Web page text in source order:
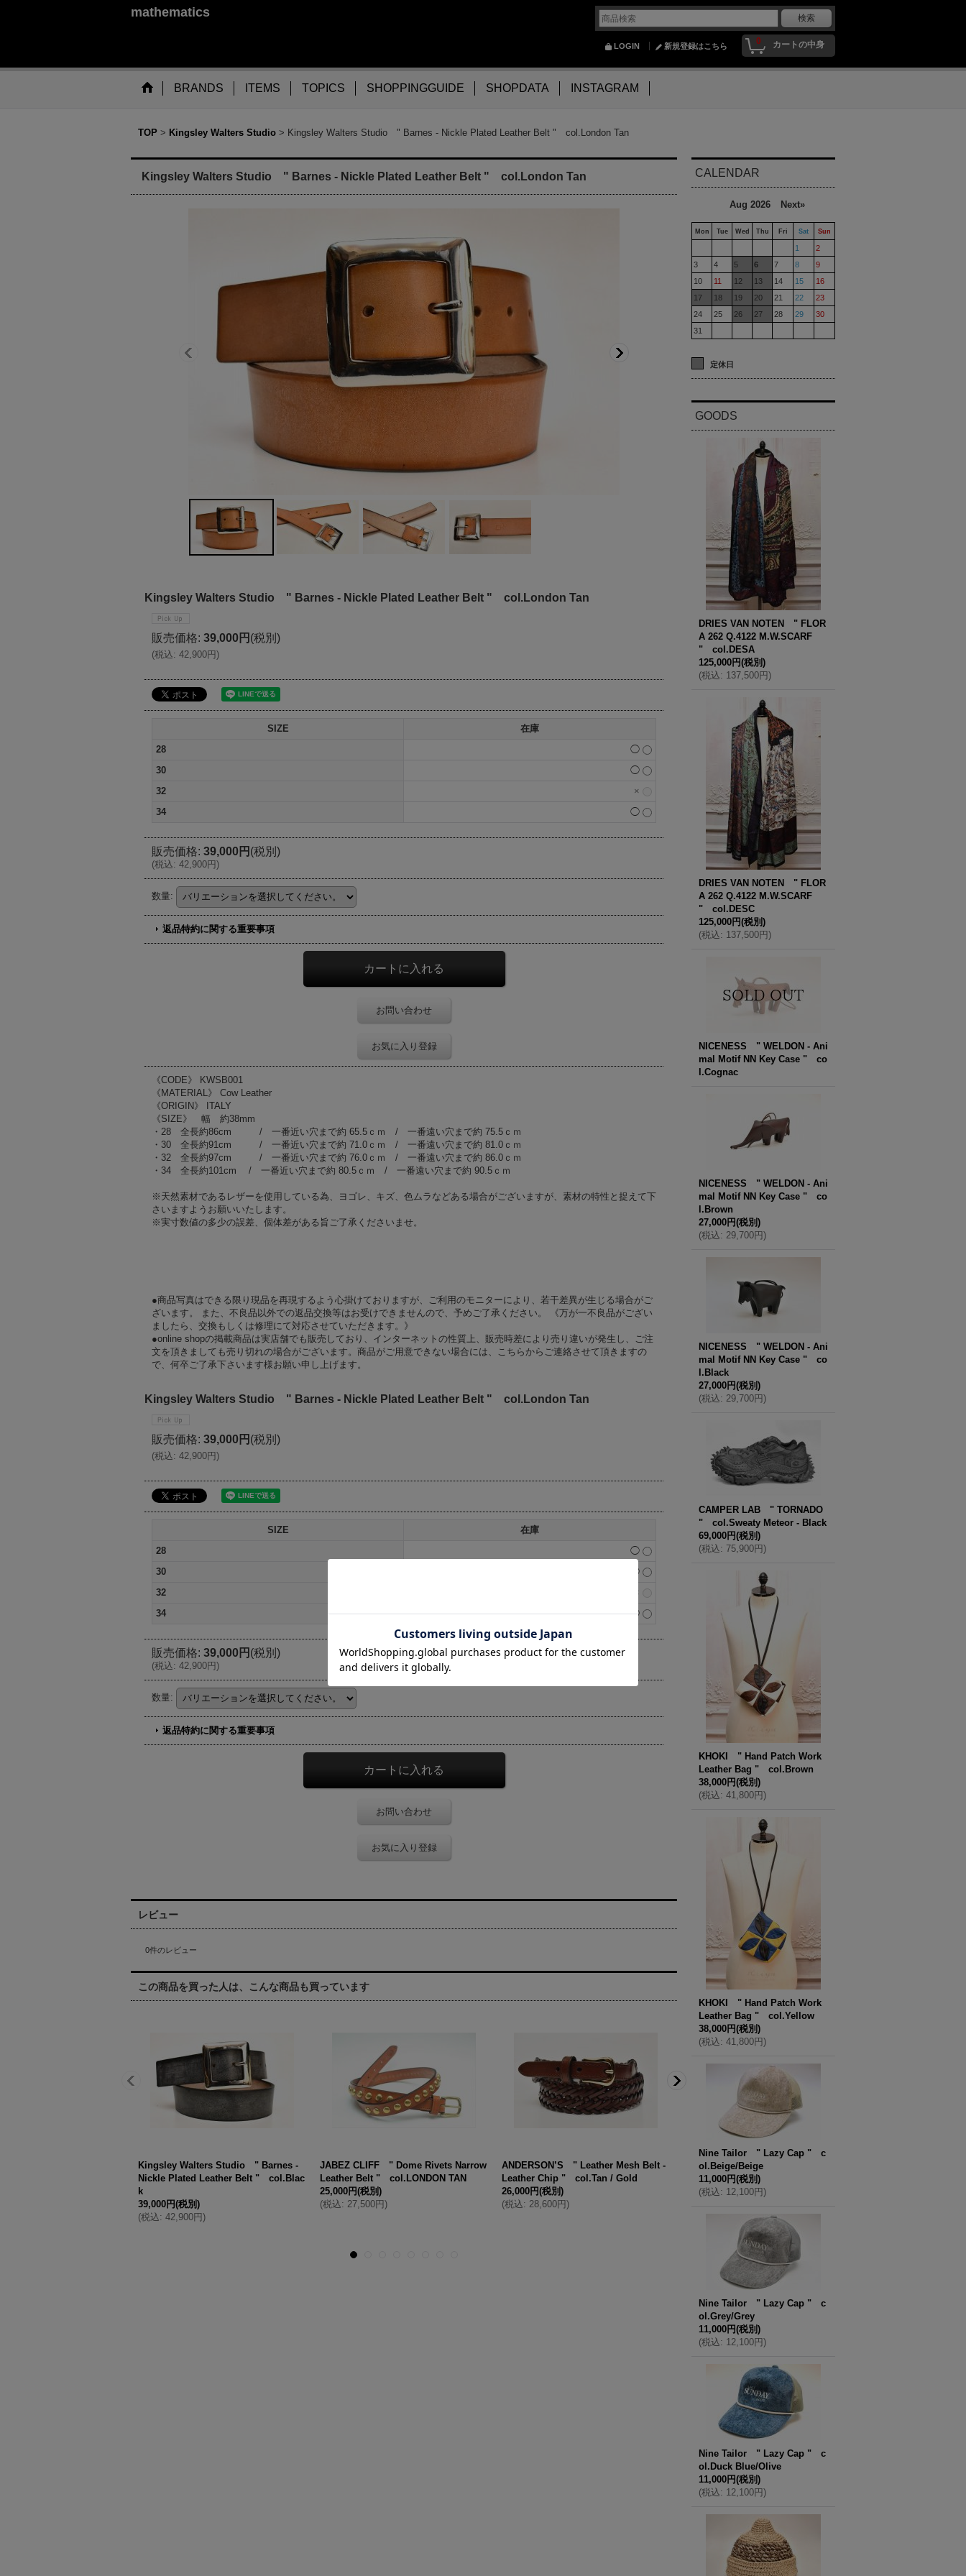
mathematics
0 カートの中身
LOGIN 新規登録はこちら
BRANDS ITEMS TOPICS SHOPPINGGUIDE SHOPDATA INSTAGRAM
TOP > Kingsley Walters Studio > Kingsley Walters Studio " Barnes - Nickle Plated Leather Belt " col.London Tan
Kingsley Walters Studio " Barnes - Nickle Plated Leather Belt " col.London Tan
Kingsley Walters Studio " Barnes - Nickle Plated Leather Belt " col.London Tan
販売価格: 39,000円 (税別)
(税込: 42,900円)
SIZE
在庫
28
◯
30
◯
32
×
34
◯
販売価格: 39,000円 (税別)
(税込: 42,900円)
数量:
返品特約に関する重要事項
お問い合わせ
お気に入り登録
《CODE》 KWSB001
《MATERIAL》 Cow Leather
《ORIGIN》 ITALY
《SIZE》 幅 約38mm
・28 全長約86cm / 一番近い穴まで約 65.5ｃｍ / 一番遠い穴まで約 75.5ｃｍ
・30 全長約91cm / 一番近い穴まで約 71.0ｃｍ / 一番遠い穴まで約 81.0ｃｍ
・32 全長約97cm / 一番近い穴まで約 76.0ｃｍ / 一番遠い穴まで約 86.0ｃｍ
・34 全長約101cm / 一番近い穴まで約 80.5ｃｍ / 一番遠い穴まで約 90.5ｃｍ
※天然素材であるレザーを使用している為、ヨゴレ、キズ、色ムラなどある場合がございますが、素材の特性と捉えて下
さいますようお願いいたします。
※実寸数値の多少の誤差、個体差がある旨ご了承くださいませ。
●商品写真はできる限り現品を再現するよう心掛けておりますが、ご利用のモニターにより、若干差異が生じる場合がご
ざいます。 また、不良品以外での返品交換等はお受けできませんので、予めご了承ください。 《万が一不良品がござい
ましたら、交換もしくは修理にて対応させていただきます。》
●online shopの掲載商品は実店舗でも販売しており、インターネットの性質上、販売時差により売り違いが発生し、ご注
文を頂きましても売り切れの場合がございます。商品がご用意できない場合には、こちらからご連絡させて頂きますの
で、何卒ご了承下さいます様お願い申し上げます。
Kingsley Walters Studio " Barnes - Nickle Plated Leather Belt " col.London Tan
販売価格: 39,000円 (税別)
(税込: 42,900円)
SIZE
在庫
28
◯
30
◯
32
×
34
◯
販売価格: 39,000円 (税別)
(税込: 42,900円)
数量:
返品特約に関する重要事項
お問い合わせ
お気に入り登録
レビュー
0件のレビュー
この商品を買った人は、こんな商品も買っています
Kingsley Walters Studio " Barnes -
Nickle Plated Leather Belt " col.Blac
k
39,000円(税別)
(税込: 42,900円)
JABEZ CLIFF " Dome Rivets Narrow
Leather Belt " col.LONDON TAN
25,000円(税別)
(税込: 27,500円)
ANDERSON’S " Leather Mesh Belt -
Leather Chip " col.Tan / Gold
26,000円(税別)
(税込: 28,600円)
JABEZ CLIFF " Dome Rivets Narrow
Leather Belt " col.TAN
25,000円(税別)
CALENDAR
Aug 2026 Next»
Mon Tue Wed Thu Fri Sat Sun
1
2
3
4 5 6 7 8
9
10
11 12 13 14 15
16
17
18 19 20 21 22
23
24
25 26 27 28 29
30
31
定休日
GOODS
DRIES VAN NOTEN " FLOR
A 262 Q.4122 M.W.SCARF
" col.DESA
125,000円(税別)
(税込: 137,500円)
DRIES VAN NOTEN " FLOR
A 262 Q.4122 M.W.SCARF
" col.DESC
125,000円(税別)
(税込: 137,500円)
NICENESS " WELDON - Ani
mal Motif NN Key Case " co
l.Cognac
NICENESS " WELDON - Ani
mal Motif NN Key Case " co
l.Brown
27,000円(税別)
(税込: 29,700円)
NICENESS " WELDON - Ani
mal Motif NN Key Case " co
l.Black
27,000円(税別)
(税込: 29,700円)
CAMPER LAB " TORNADO
" col.Sweaty Meteor - Black
69,000円(税別)
(税込: 75,900円)
KHOKI " Hand Patch Work
Leather Bag " col.Brown
38,000円(税別)
(税込: 41,800円)
KHOKI " Hand Patch Work
Leather Bag " col.Yellow
38,000円(税別)
(税込: 41,800円)
Nine Tailor " Lazy Cap " c
ol.Beige/Beige
11,000円(税別)
(税込: 12,100円)
Nine Tailor " Lazy Cap " c
ol.Grey/Grey
11,000円(税別)
(税込: 12,100円)
Nine Tailor " Lazy Cap " c
ol.Duck Blue/Olive
11,000円(税別)
(税込: 12,100円)